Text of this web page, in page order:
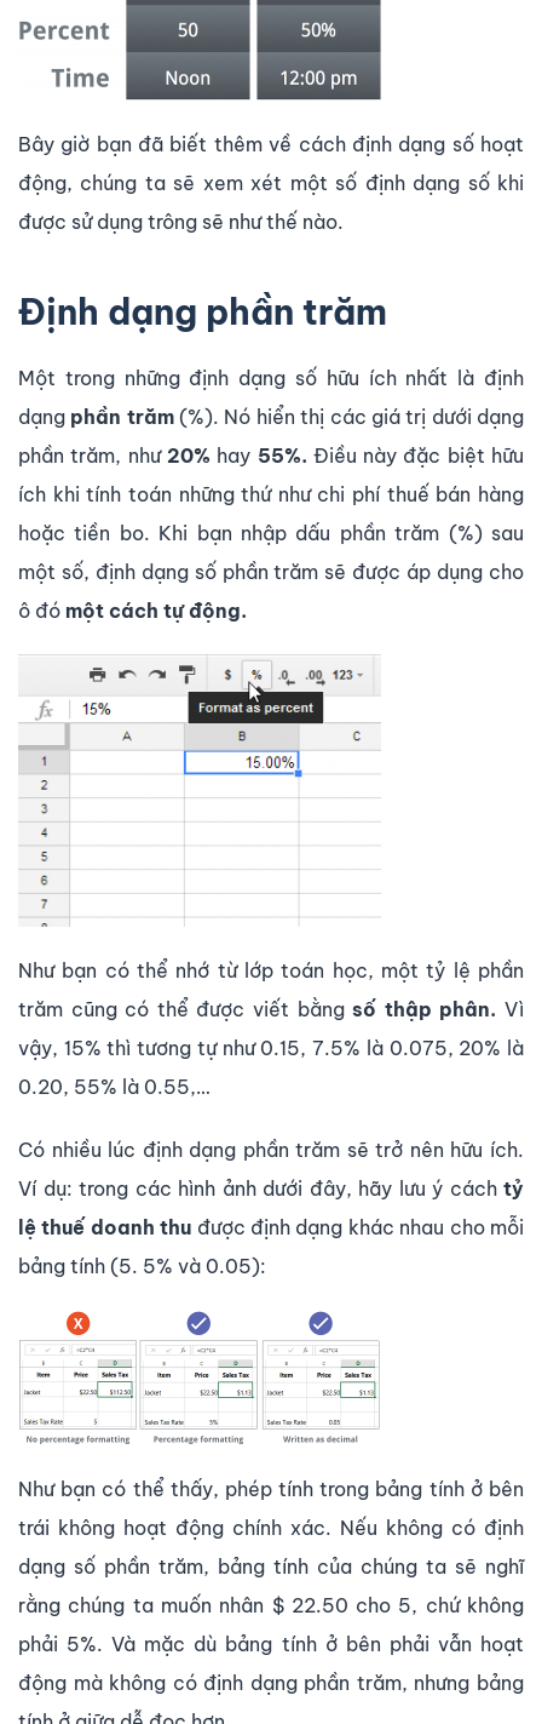
Bây giờ bạn đã biết thêm về cách định dạng số hoạt
động, chúng ta sẽ xem xét một số định dạng số khi
được sử dụng trông sẽ như thế nào.
Định dạng phần trăm
Một trong những định dạng số hữu ích nhất là định
dạng phần trăm(%). Nó hiển thị các giá trị dưới dạng
phần trăm, như 20% hay 55%. Điều này đặc biệt hữu
ích khi tính toán những thứ như chi phí thuế bán hàng
hoặc tiền bo. Khi bạn nhập dấu phần trăm (%) sau
một số, định dạng số phần trăm sẽ được áp dụng cho
ô đó một cách tự động.
Như bạn có thể nhớ từ lớp toán học, một tỷ lệ phần
trăm cũng có thể được viết bằngsố thập phân. Vì
vậy, 15% thì tương tự như 0.15, 7.5% là 0.075, 20% là
0.20, 55% là 0.55,…
Có nhiều lúc định dạng phần trăm sẽ trở nên hữu ích.
Ví dụ: trong các hình ảnh dưới đây, hãy lưu ý cách tỷ
lệ thuế doanh thu được định dạng khác nhau cho mỗi
bảng tính (5. 5% và 0.05):
Như bạn có thể thấy, phép tính trong bảng tính ở bên
trái không hoạt động chính xác. Nếu không có định
dạng số phần trăm, bảng tính của chúng ta sẽ nghĩ
rằng chúng ta muốn nhân $ 22.50 cho 5, chứ không
phải 5%. Và mặc dù bảng tính ở bên phải vẫn hoạt
động mà không có định dạng phần trăm, nhưng bảng